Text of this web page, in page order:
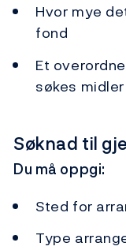
Hvor mye
fond
Et
søkes
Søknad til
Du må oppgi:
Sted for
Type